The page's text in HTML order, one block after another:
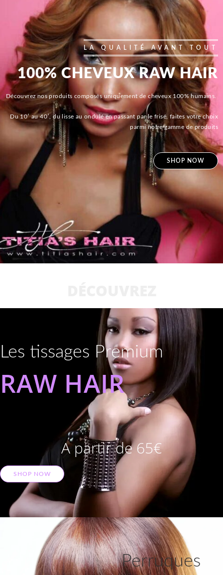
LA QUALITÉ AVANT TOUT
100% CHEVEUX RAW HAIR
Découvrez nos produits composés uniquement de cheveux 100% humains.
Du 10′ au 40′, du lisse au ondulé en passant par le frisé, faites votre choix
parmi notre gamme de produits
SHOP NOW
Les tissages Premium
RAW HAIR
A partir de 65€
SHOP NOW
Perruques